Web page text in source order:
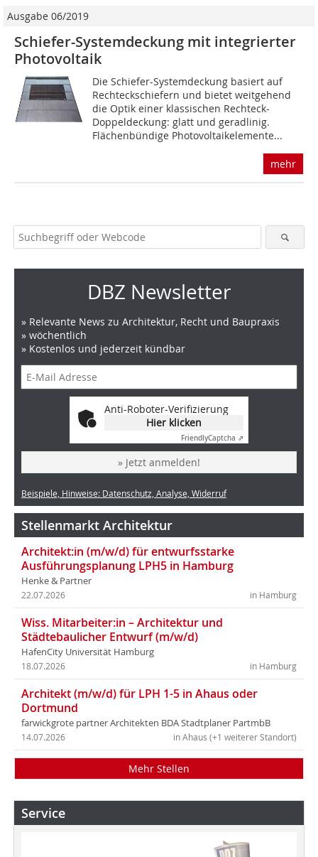
Ausgabe 06/2019
Schiefer-Systemdeckung mit integrierter
Photovoltaik
Die Schiefer-Systemdeckung basiert auf
Rechteckschiefern und bietet weitgehend
die Optik einer klassischen Rechteck-
Doppeldeckung: glatt und geradlinig.
Flächenbündige Photovoltaik­elemente...
mehr
DBZ Newsletter
» Relevante News zu Architektur, Recht und Baupraxis
» wöchentlich
» Kostenlos und jederzeit kündbar
Anti-Roboter-Verifizierung
Hier klicken
FriendlyCaptcha ⇗
» Jetzt anmelden!
Beispiele, Hinweise: Datenschutz, Analyse, Widerruf
Stellenmarkt Architektur
Architekt:in (m/w/d) für entwurfsstarke
Ausführungsplanung LPH5 in Hamburg
Henke & Partner
in Hamburg
22.07.2026
Wiss. Mitarbeiter:in – Architektur und
Städtebaulicher Entwurf (m/w/d)
HafenCity Universität Hamburg
in Hamburg
18.07.2026
Architekt (m/w/d) für LPH 1-5 in Ahaus oder
Dortmund
farwickgrote partner Architekten BDA Stadtplaner PartmbB
in Ahaus (+1 weiterer Standort)
14.07.2026
Mehr Stellen
Service